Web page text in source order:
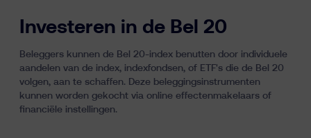
Investeren in de Bel 20
Beleggers kunnen de Bel 20-index benutten door individuele
aandelen van de index, indexfondsen, of ETF's die de Bel 20
volgen, aan te schaffen. Deze beleggingsinstrumenten
kunnen worden gekocht via online effectenmakelaars of
financiële instellingen.